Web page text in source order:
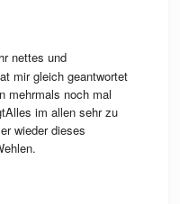
nettes und
mir gleich geantwortet
mehrmals noch mal
im allen sehr zu
wieder dieses